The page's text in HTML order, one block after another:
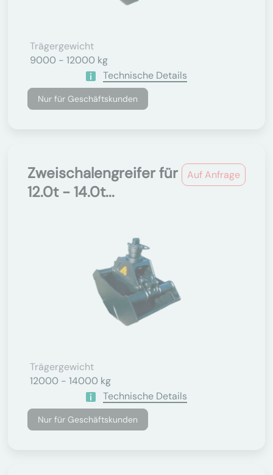
Trägergewicht
9000 - 12000 kg
Technische Details
Nur für Geschäftskunden
Auf Anfrage
Zweischalengreifer für
12.0t - 14.0t...
Trägergewicht
12000 - 14000 kg
Technische Details
Nur für Geschäftskunden